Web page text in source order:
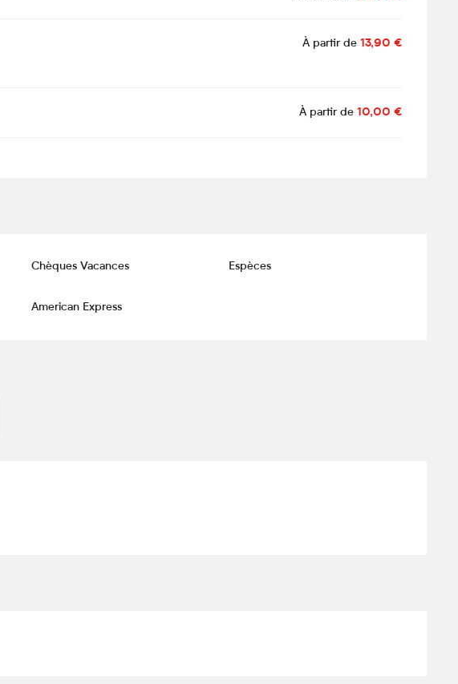
À partir de13,90 €
À partir de10,00 €
Chèques Vacances Espèces
American Express